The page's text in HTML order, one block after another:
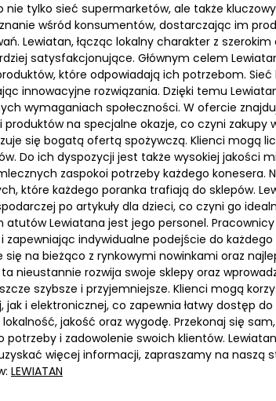
nie tylko sieć supermarketów, ale także
wśród konsumentów, dostarczając im
Lewiatan, łącząc lokalny charakter z
satysfakcjonujące. Głównym celem
które odpowiadają ich potrzebom.
innowacyjne rozwiązania. Dzięki temu
wymaganiach społeczności. W ofercie
produktów na specjalne okazje, co czyni
się bogatą ofertą spożywczą. Klienci mogą
Do ich dyspozycji jest także wysokiej jakości
zaspokoi potrzeby każdego konesera.
które każdego poranka trafiają do sklepów.
po artykuły dla dzieci, co czyni go
atutów Lewiatana jest jego personel.
zapewniając indywidualne podejście do
się na bieżąco z rynkowymi nowinkami oraz
ta nieustannie rozwija swoje sklepy oraz
szybsze i przyjemniejsze. Klienci mogą
jak i elektronicznej, co zapewnia łatwy dostęp
lokalność, jakość oraz wygodę. Przekonaj się
potrzeby i zadowolenie swoich klientów.
więcej informacji, zapraszamy na naszą
LEWIATAN